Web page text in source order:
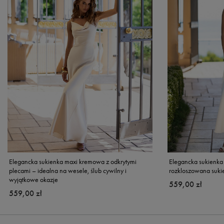
Elegancka sukienka maxi kremowa z odkrytymi
plecami – idealna na wesele, ślub cywilny i
wyjątkowe okazje
559,00 zł
Elegancka
rozkloszowana
559,00 zł